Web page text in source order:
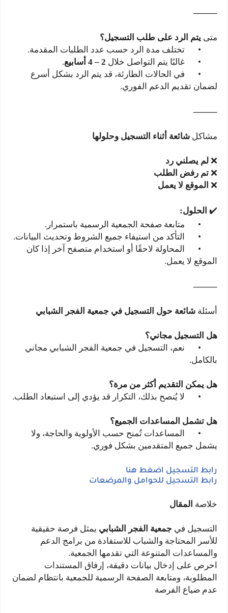
⸻
متى يتم الرد على طلب التسجيل؟
•
تختلف مدة الرد حسب عدد الطلبات المقدمة.
•
غالبًا يتم التواصل خلال 2 – 4 أسابيع
.
•
في الحالات الطارئة، قد يتم الرد بشكل أسرع
لضمان تقديم الدعم الفوري.
⸻
مشاكل شائعة أثناء التسجيل وحلولها
❌ لم يصلني رد
❌ تم رفض الطلب
❌ الموقع لا يعمل
✔️ الحلول:
•
متابعة صفحة الجمعية الرسمية باستمرار.
•
التأكد من استيفاء جميع الشروط وتحديث البيانات.
•
المحاولة لاحقًا أو استخدام متصفح آخر إذا كان
الموقع لا يعمل.
⸻
أسئلة شائعة حول التسجيل في جمعية الفجر الشبابي
هل التسجيل مجاني؟
•
نعم، التسجيل في جمعية الفجر الشبابي مجاني
بالكامل.
هل يمكن التقديم أكثر من مرة؟
•
لا يُنصح بذلك، التكرار قد يؤدي إلى استبعاد الطلب.
هل تشمل المساعدات الجميع؟
•
المساعدات تُمنح حسب الأولوية والحاجة، ولا
يشمل جميع المتقدمين بشكل فوري.
رابط التسجيل اضغط هنا
رابط التسجيل للحوامل والمرضعات
خلاصة المقال
التسجيل في جمعية الفجر الشبابي يمثل فرصة حقيقية
للأسر المحتاجة والشباب للاستفادة من برامج الدعم
والمساعدات المتنوعة التي تقدمها الجمعية.
احرص على إدخال بيانات دقيقة، إرفاق المستندات
المطلوبة، ومتابعة الصفحة الرسمية للجمعية بانتظام لضمان
عدم ضياع الفرصة